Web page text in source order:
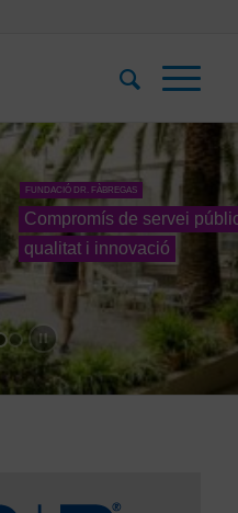
Compromís de servei
qualitat i innovació
FUNDACIÓ DR. FÀBREGAS